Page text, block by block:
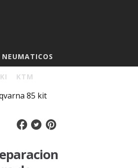
NEUMATICOS
KTM
85 kit